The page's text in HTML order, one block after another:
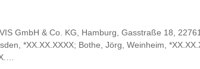
GmbH & Co. KG, Hamburg, Gasstraße 18,
*XX.XX.XXXX; Bothe, Jörg, Weinheim,